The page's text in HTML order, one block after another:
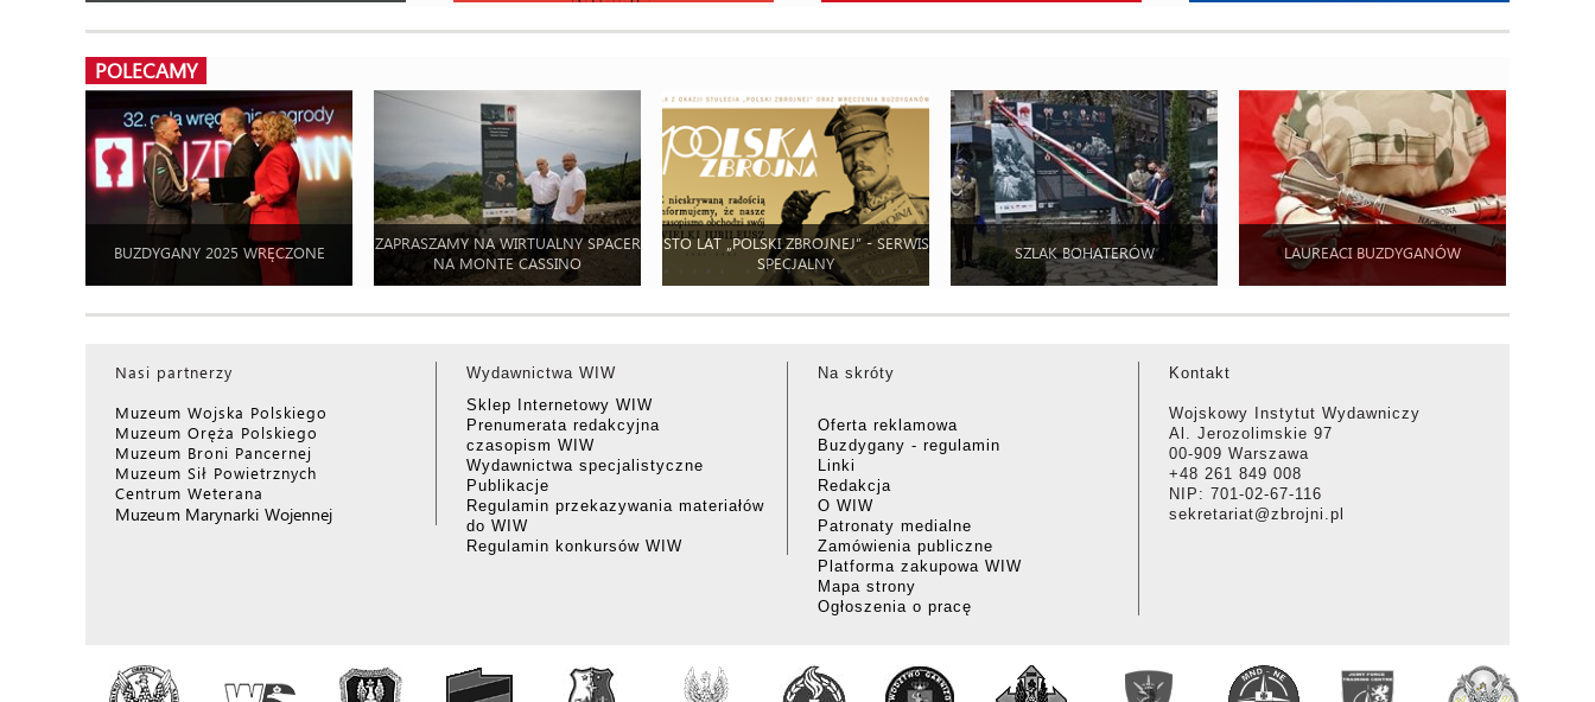
POLECAMY
BUZDYGANY 2025 WRĘCZONE
ZAPRASZAMY NA WIRTUALNY SPACER
NA MONTE CASSINO
STO LAT „POLSKI ZBROJNEJ” - SERWIS
SPECJALNY
SZLAK BOHATERÓW LAUREACI BUZDYGANÓW
Nasi partnerzy
Muzeum Wojska Polskiego
Muzeum Oręża Polskiego
Muzeum Broni Pancernej
Muzeum Sił Powietrznych
Centrum Weterana
Muzeum Marynarki Wojennej
Wydawnictwa WIW
Sklep Internetowy WIW
Prenumerata redakcyjna
czasopism WIW
Wydawnictwa specjalistyczne
Publikacje
Regulamin przekazywania materiałów
do WIW
Regulamin konkursów WIW
Na skróty
Oferta reklamowa
Buzdygany - regulamin
Linki
Redakcja
O WIW
Patronaty medialne
Zamówienia publiczne
Platforma zakupowa WIW
Mapa strony
Ogłoszenia o pracę
Kontakt
Wojskowy Instytut Wydawniczy
Al. Jerozolimskie 97
00-909 Warszawa
+48 261 849 008
NIP: 701-02-67-116
sekretariat@zbrojni.pl